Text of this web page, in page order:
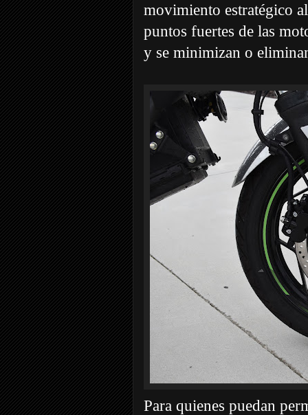
movimiento estratégico
puntos fuertes de las
y se minimizan o
Para quienes puedan